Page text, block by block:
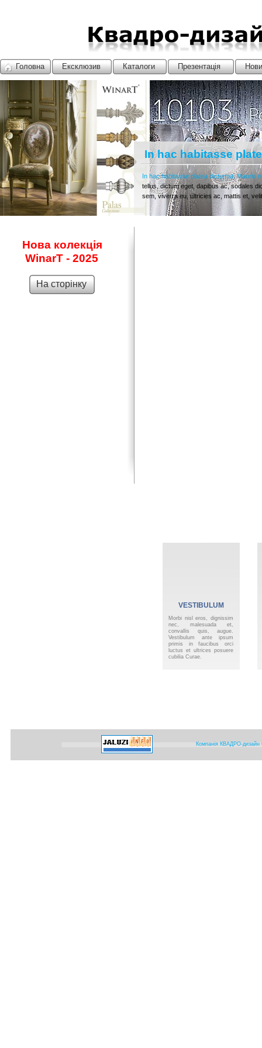
Головна Ексклюзив Каталоги Презентація
Компанія КВАДРО-
На сторінку
Нова колекція
WinarT - 2025
Выставка HOMЕTEX
Стамбул 2022
In hac habitasse
In hac habitasse platea dictumst. Mauris
tellus, dictum eget, dapibus ac, sodales
sem, viverra eu, ultricies ac, mattis et,
VESTIBULUM
VELIT
Morbi nisl eros, dignissim
nec, malesuada et,
convallis quis, augue.
Vestibulum ante ipsum
primis in faucibus orci
luctus et ultrices posuere
cubilia Curae.